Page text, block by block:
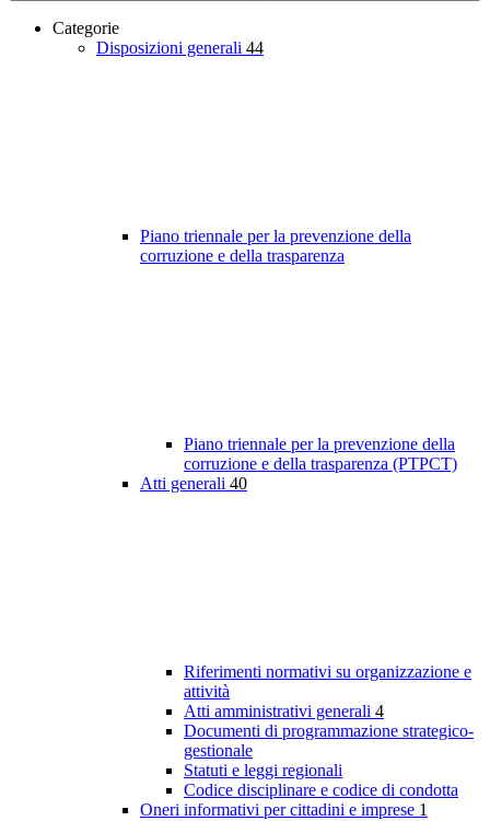
Categorie
Disposizioni generali 44
Piano triennale per la prevenzione della
corruzione e della trasparenza
Piano triennale per la prevenzione della
corruzione e della trasparenza (PTPCT)
Atti generali 40
Riferimenti normativi su organizzazione e
attività
Atti amministrativi generali 4
Documenti di programmazione strategico-
gestionale
Statuti e leggi regionali
Codice disciplinare e codice di condotta
Oneri informativi per cittadini e imprese 1